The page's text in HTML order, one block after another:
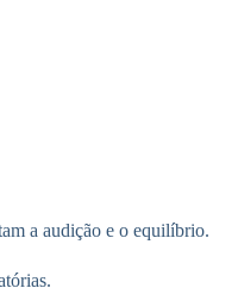
a audição e o equilíbrio.